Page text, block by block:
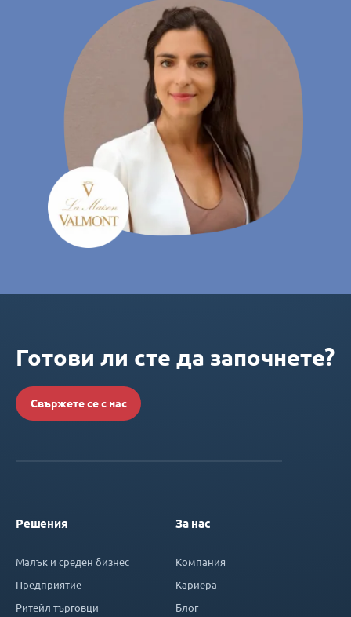
Готови ли сте да започнете?
Свържете се с нас
Решения
Малък и среден бизнес
Предприятие
Ритейл търговци
За нас
Компания
Кариера
Блог